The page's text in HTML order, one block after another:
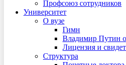
Профсоюз сотрудников
Университет
О вузе
Гимн
Владимир Путин
Лицензия и
Структура